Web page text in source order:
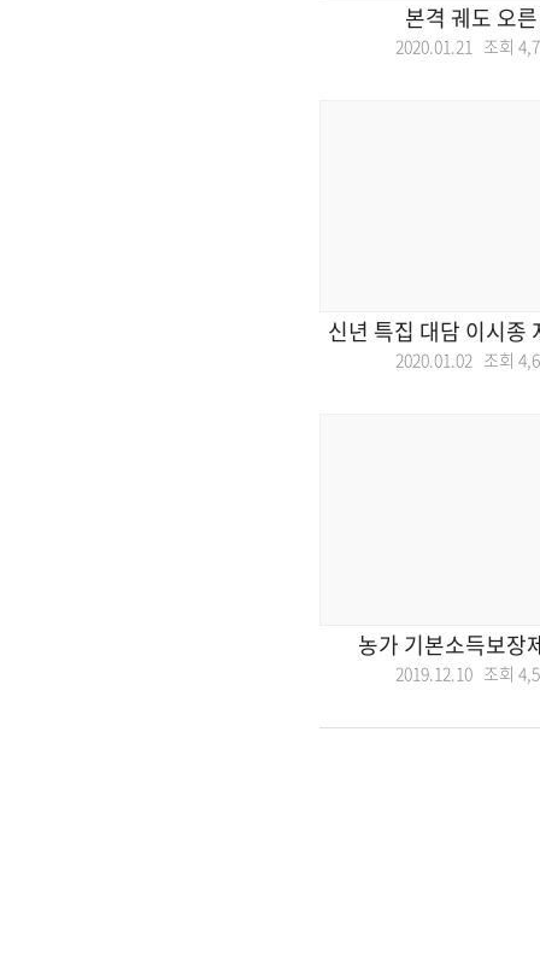
본격 궤도 오
2020.01.21 조회
신년 특집 대담 이시종
2020.01.02 조회
농가 기본소득보장
2019.12.10 조회